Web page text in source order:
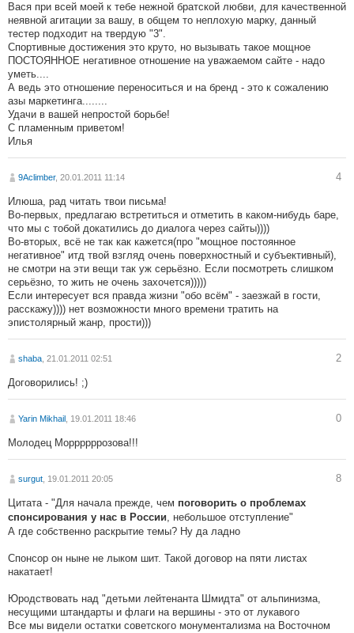
Вася при всей моей к тебе нежной братской любви, для качественной
неявной агитации за вашу, в общем то неплохую марку, данный
тестер подходит на твердую "3".
Спортивные достижения это круто, но вызывать такое мощное
ПОСТОЯННОЕ негативное отношение на уважаемом сайте - надо
уметь....
А ведь это отношение переноситься и на бренд - это к сожалению
азы маркетинга........
Удачи в вашей непростой борьбе!
С пламенным приветом!
Илья
9Aclimber, 20.01.2011 11:14 4
Илюша, рад читать твои письма!
Во-первых, предлагаю встретиться и отметить в каком-нибудь баре,
что мы с тобой докатились до диалога через сайты))))
Во-вторых, всё не так как кажется(про "мощное постоянное
негативное" итд твой взгляд очень поверхностный и субъективный),
не смотри на эти вещи так уж серьёзно. Если посмотреть слишком
серьёзно, то жить не очень захочется)))))
Если интересует вся правда жизни "обо всём" - заезжай в гости,
расскажу)))) нет возможности много времени тратить на
эпистолярный жанр, прости)))
shaba , 21.01.2011 02:51 2
Договорились! ;)
Yarin Mikhail , 19.01.2011 18:46 0
Молодец Моррррррозова!!!
surgut , 19.01.2011 20:05 8
Цитата - "Для начала прежде, чем поговорить о проблемах
спонсирования у нас в России, небольшое отступление"
А где собственно раскрытие темы? Ну да ладно
Спонсор он ныне не лыком шит. Такой договор на пяти листах
накатает!
Юродствовать над "детьми лейтенанта Шмидта" от альпинизма,
несущими штандарты и флаги на вершины - это от лукавого
Все мы видели остатки советского монументализма на Восточном